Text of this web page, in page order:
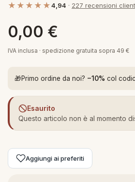
arredo
per cuscini
Step
in fibra
in piuma d'oca
in piuma
Tappeti Cartoons
Trapuntini Cartoons
★★★★★4,94 · 227 recensioni
0,00 €
IVA inclusa · spedizione gratuita sopra 49 €
🎁Primo ordine da noi? −10% col
Esaurito
Questo articolo non è al momento
Aggiungi ai preferiti